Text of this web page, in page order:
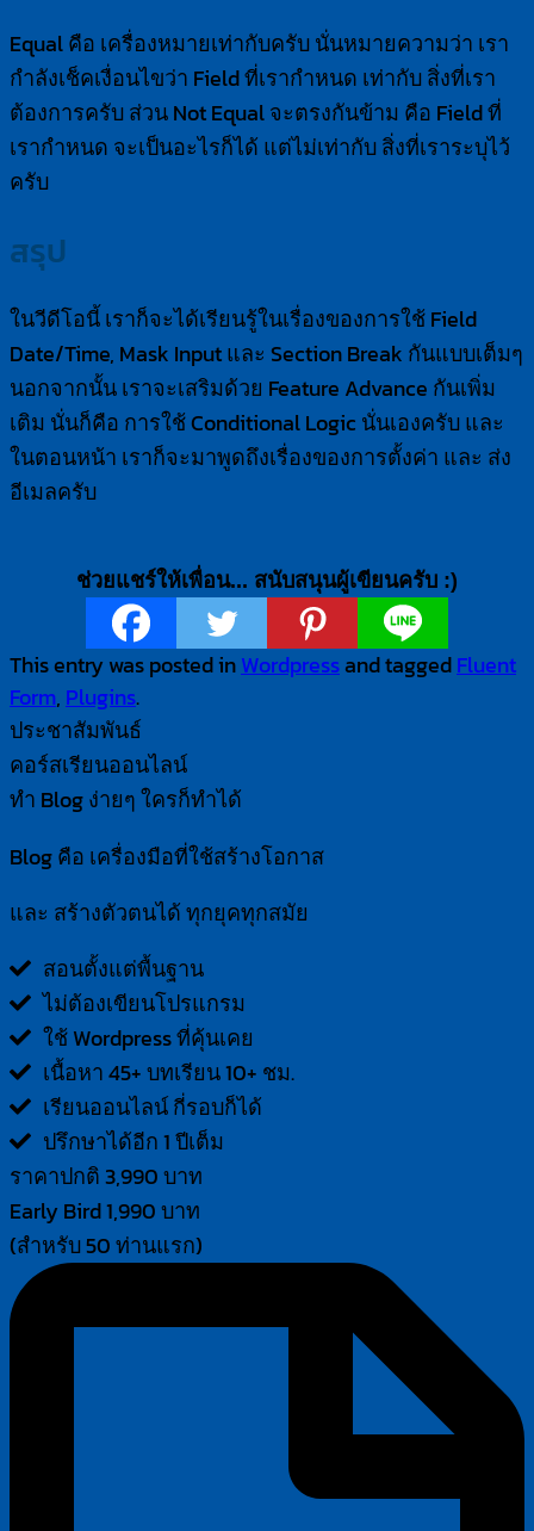
Equal คือ เครื่องหมายเท่ากับครับ นั่นหมายความว่า เรา
กำลังเช็คเงื่อนไขว่า Field ที่เรากำหนด เท่ากับ สิ่งที่เรา
ต้องการครับ ส่วน Not Equal จะตรงกันข้าม คือ Field ที่
เรากำหนด จะเป็นอะไรก็ได้ แต่ไม่เท่ากับ สิ่งที่เราระบุไว้
ครับ
สรุป
ในวีดีโอนี้ เราก็จะได้เรียนรู้ในเรื่องของการใช้ Field
Date/Time, Mask Input และ Section Break กันแบบเต็มๆ
นอกจากนั้น เราจะเสริมด้วย Feature Advance กันเพิ่ม
เติม นั่นก็คือ การใช้ Conditional Logic นั่นเองครับ และ
ในตอนหน้า เราก็จะมาพูดถึงเรื่องของการตั้งค่า และ ส่ง
อีเมลครับ
ช่วยแชร์ให้เพื่อน... สนับสนุนผู้เขียนครับ :)
This entry was posted inWordpressand taggedFluent
Form,Plugins.
ประชาสัมพันธ์
คอร์สเรียนออนไลน์
ทำ Blog ง่ายๆ ใครก็ทำได้
Blog คือ เครื่องมือที่ใช้สร้างโอกาส
และ สร้างตัวตนได้ ทุกยุคทุกสมัย
สอนตั้งแต่พื้นฐาน
ไม่ต้องเขียนโปรแกรม
ใช้ Wordpress ที่คุ้นเคย
เนื้อหา 45+ บทเรียน 10+ ชม.
เรียนออนไลน์ กี่รอบก็ได้
ปรึกษาได้อีก 1 ปีเต็ม
ราคาปกติ 3,990 บาท
Early Bird 1,990 บาท
(สำหรับ 50 ท่านแรก)